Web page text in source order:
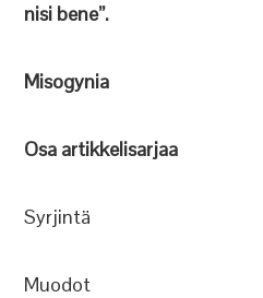
nisi bene”.
Misogynia
Osa artikkelisarjaa
Syrjintä
Muodot